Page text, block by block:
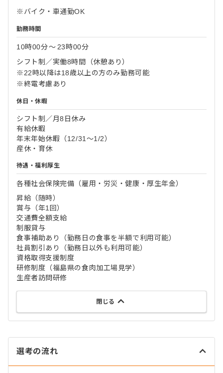
※バイク・車通勤OK
勤務時間
10時00分〜 23時00分
シフト制／実働8時間（休憩あり）
※22時以降は18歳以上の方のみ勤務可能
※終電考慮あり
休日・休暇
シフト制／月8日休み
有給休暇
年末年始休暇（12/31～1/2）
産休・育休
待遇・福利厚生
各種社会保険完備（雇用・労災・健康・厚生年金）
昇給（随時）
賞与（年1回）
交通費全額支給
制服貸与
食事補助あり（勤務日の食事を半額で利用可能）
社員割引あり（勤務日以外も利用可能）
資格取得支援制度
研修制度（福島県の食肉加工場見学）
生産者訪問研修
閉じる
選考の流れ